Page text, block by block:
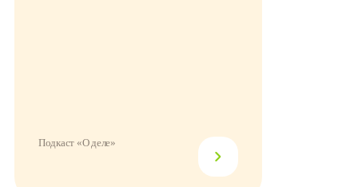
Подкаст «О деле»